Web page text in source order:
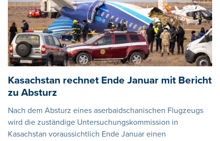
Kasachstan rechnet Ende Januar mit Bericht
zu Absturz
Nach dem Absturz eines aserbaidschanischen Flugzeugs
wird die zuständige Untersuchungskommission in
Kasachstan voraussichtlich Ende Januar einen